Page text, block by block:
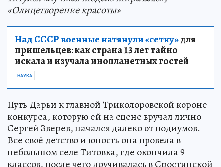
«Олицетворение красоты»
Над СССР военные натянули «сетку»для
пришельцев: как страна 13 лет тайно
искала и изучала инопланетных гостей
НАУКА
Путь Дарьи к главной Триколоровской короне
конкурса, которую ей на сцене вручал лично
Сергей Зверев, начался далеко от подиумов.
Все своё детство и юность она провела в
небольшом селе Титовка, где окончила 9
классов, после чего доучивалась в Сростинской